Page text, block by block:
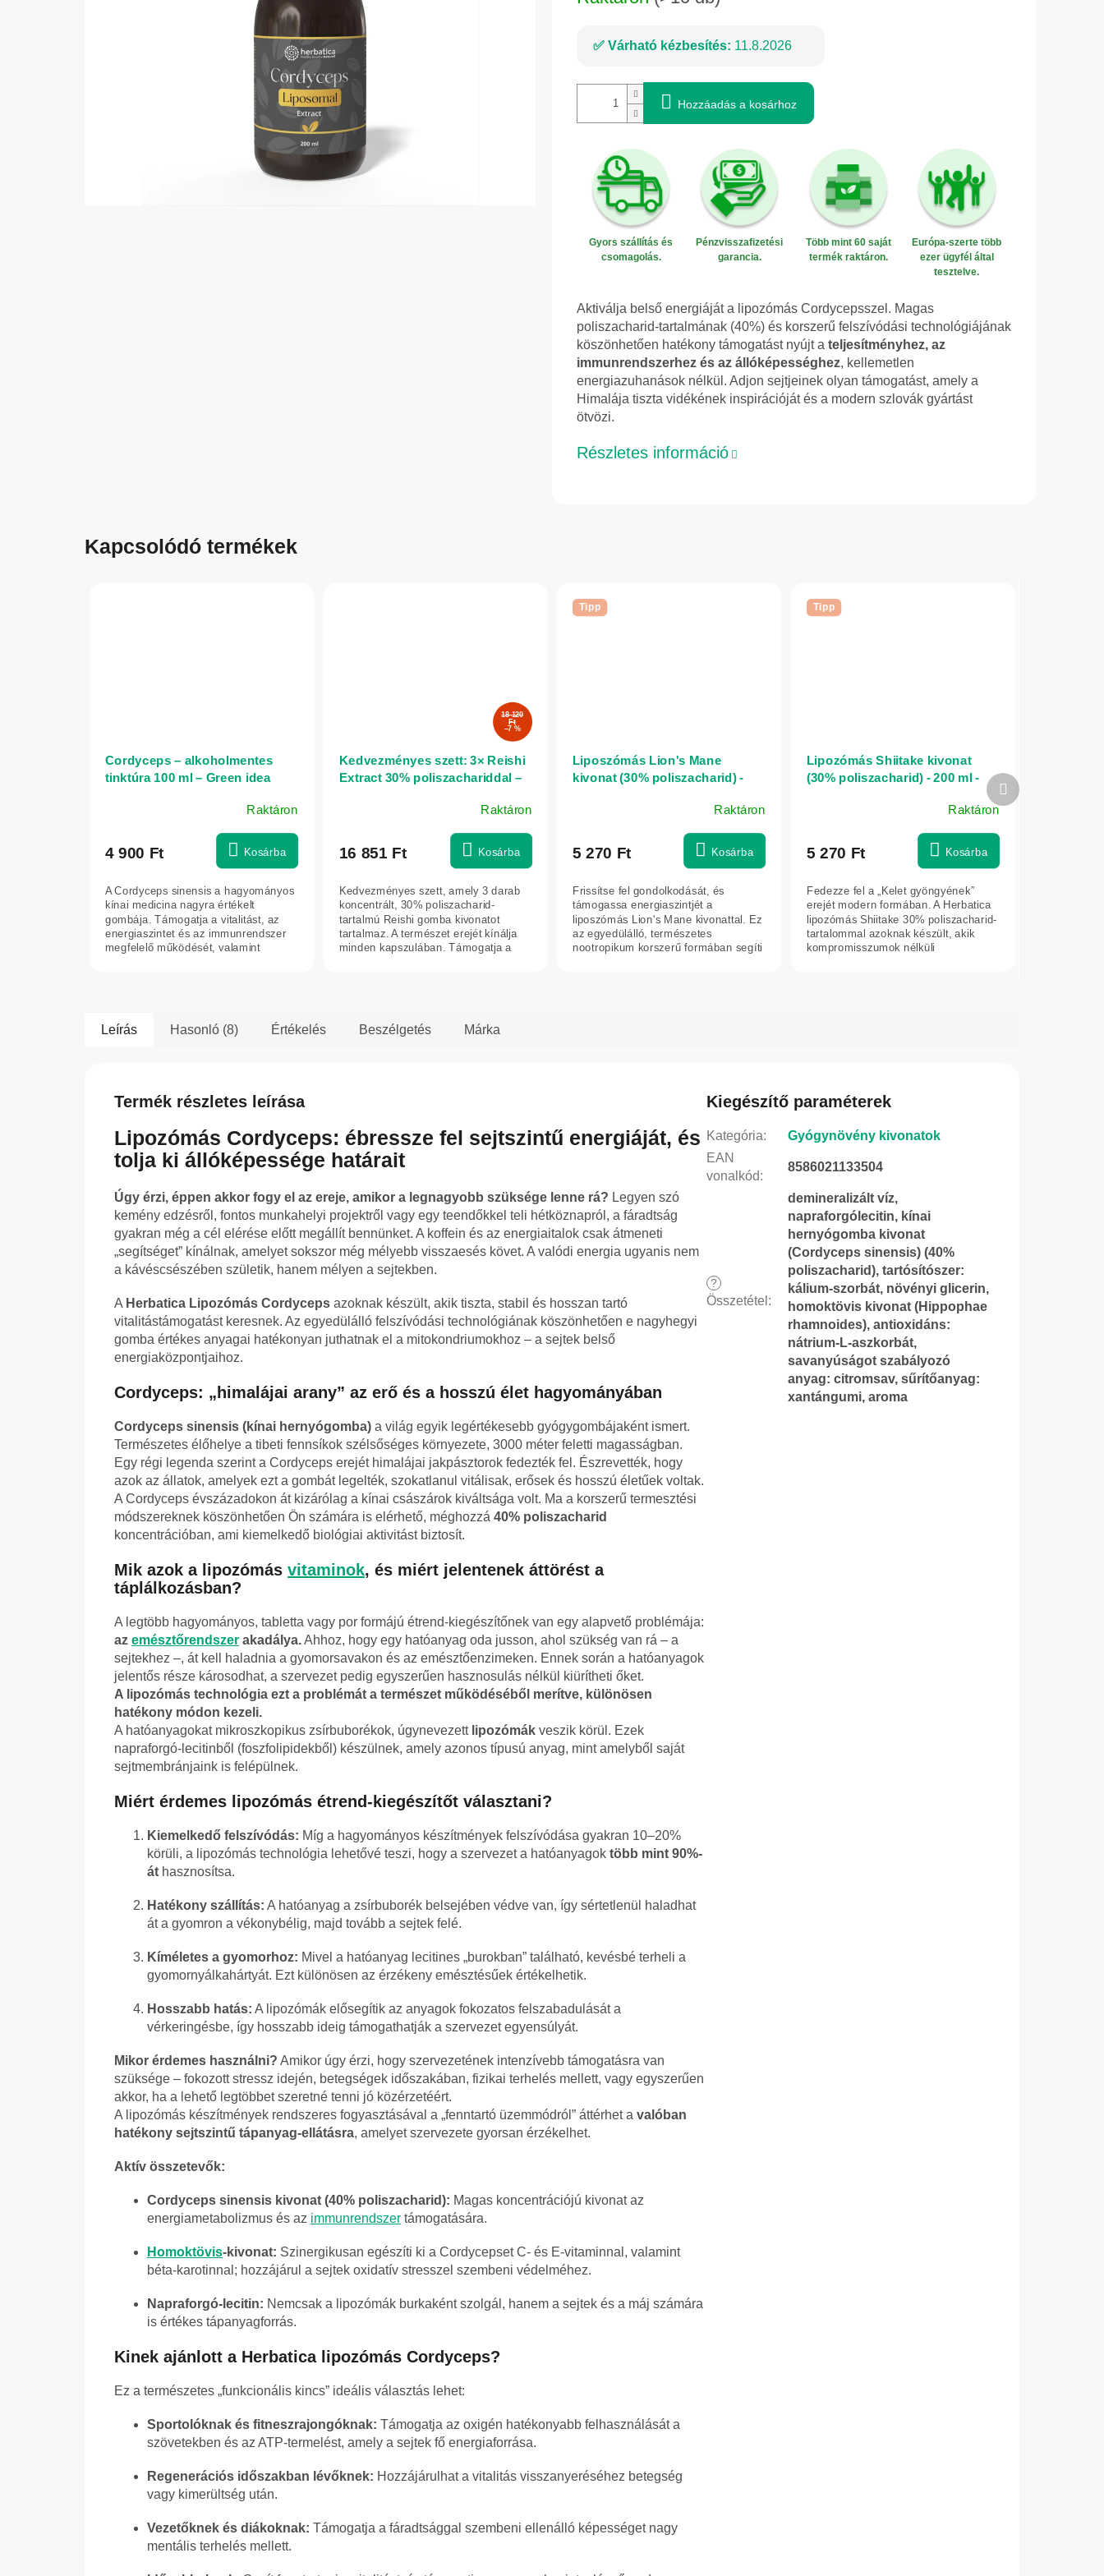
Várható kézbesítés: 11.8.2026
Hozzáadás a kosárhoz
Gyors szállítás és
csomagolás.
Pénzvisszafizetési
garancia.
Több mint 60 saját
termék raktáron.
Európa-szerte több
ezer ügyfél által
tesztelve.
Aktiválja belső energiáját a lipozómás Cordycepsszel. Magas
poliszacharid-tartalmának (40%) és korszerű felszívódási technológiájának
köszönhetően hatékony támogatást nyújt a teljesítményhez, az
immunrendszerhez és az állóképességhez, kellemetlen
energiazuhanások nélkül. Adjon sejtjeinek olyan támogatást, amely a
Himalája tiszta vidékének inspirációját és a modern szlovák gyártást
ötvözi.
Részletes információ
Kapcsolódó termékek
Cordyceps – alkoholmentes
tinktúra 100 ml – Green idea
Raktáron
4 900 Ft Kosárba
A Cordyceps sinensis a hagyományos
kínai medicina nagyra értékelt
gombája. Támogatja a vitalitást, az
energiaszintet és az immunrendszer
megfelelő működését, valamint
18 120
Ft
–7 %
Kedvezményes szett: 3× Reishi
Extract 30% poliszachariddal –
Raktáron
16 851 Ft Kosárba
Kedvezményes szett, amely 3 darab
koncentrált, 30% poliszacharid-
tartalmú Reishi gomba kivonatot
tartalmaz. A természet erejét kínálja
minden kapszulában. Támogatja a
Tipp
Liposzómás Lion's Mane
kivonat (30% poliszacharid) -
átlagos
ből
5,0
csillag.
Raktáron
5 270 Ft Kosárba
Frissítse fel gondolkodását, és
támogassa energiaszintjét a
liposzómás Lion's Mane kivonattal. Ez
az egyedülálló, természetes
nootropikum korszerű formában segíti
Tipp
Lipozómás Shiitake kivonat
(30% poliszacharid) - 200 ml -
Raktáron
5 270 Ft Kosárba
Fedezze fel a „Kelet gyöngyének”
erejét modern formában. A Herbatica
lipozómás Shiitake 30% poliszacharid-
tartalommal azoknak készült, akik
kompromisszumok nélküli
Következő
termék
Leírás Hasonló (8) Értékelés Beszélgetés Márka
Termék részletes leírása
Lipozómás Cordyceps: ébressze fel sejtszintű energiáját, és
tolja ki állóképessége határait
Úgy érzi, éppen akkor fogy el az ereje, amikor a legnagyobb szüksége lenne rá? Legyen szó
kemény edzésről, fontos munkahelyi projektről vagy egy teendőkkel teli hétköznapról, a fáradtság
gyakran még a cél elérése előtt megállít bennünket. A koffein és az energiaitalok csak átmeneti
„segítséget” kínálnak, amelyet sokszor még mélyebb visszaesés követ. A valódi energia ugyanis nem
a kávéscsészében születik, hanem mélyen a sejtekben.
A Herbatica Lipozómás Cordyceps azoknak készült, akik tiszta, stabil és hosszan tartó
vitalitástámogatást keresnek. Az egyedülálló felszívódási technológiának köszönhetően e nagyhegyi
gomba értékes anyagai hatékonyan juthatnak el a mitokondriumokhoz – a sejtek belső
energiaközpontjaihoz.
Cordyceps: „himalájai arany” az erő és a hosszú élet hagyományában
Cordyceps sinensis (kínai hernyógomba) a világ egyik legértékesebb gyógygombájaként ismert.
Természetes élőhelye a tibeti fennsíkok szélsőséges környezete, 3000 méter feletti magasságban.
Egy régi legenda szerint a Cordyceps erejét himalájai jakpásztorok fedezték fel. Észrevették, hogy
azok az állatok, amelyek ezt a gombát legelték, szokatlanul vitálisak, erősek és hosszú életűek voltak.
A Cordyceps évszázadokon át kizárólag a kínai császárok kiváltsága volt. Ma a korszerű termesztési
módszereknek köszönhetően Ön számára is elérhető, méghozzá 40% poliszacharid
koncentrációban, ami kiemelkedő biológiai aktivitást biztosít.
Mik azok a lipozómás vitaminok, és miért jelentenek áttörést a
táplálkozásban?
A legtöbb hagyományos, tabletta vagy por formájú étrend-kiegészítőnek van egy alapvető problémája:
az emésztőrendszer akadálya.Ahhoz, hogy egy hatóanyag oda jusson, ahol szükség van rá – a
sejtekhez –, át kell haladnia a gyomorsavakon és az emésztőenzimeken. Ennek során a hatóanyagok
jelentős része károsodhat, a szervezet pedig egyszerűen hasznosulás nélkül kiürítheti őket.
A lipozómás technológia ezt a problémát a természet működéséből merítve, különösen
hatékony módon kezeli.
A hatóanyagokat mikroszkopikus zsírbuborékok, úgynevezett lipozómák veszik körül. Ezek
napraforgó-lecitinből (foszfolipidekből) készülnek, amely azonos típusú anyag, mint amelyből saját
sejtmembránjaink is felépülnek.
Miért érdemes lipozómás étrend-kiegészítőt választani?
Kiemelkedő felszívódás: Míg a hagyományos készítmények felszívódása gyakran 10–20%
körüli, a lipozómás technológia lehetővé teszi, hogy a szervezet a hatóanyagok több mint 90%-
át hasznosítsa.
Hatékony szállítás: A hatóanyag a zsírbuborék belsejében védve van, így sértetlenül haladhat
át a gyomron a vékonybélig, majd tovább a sejtek felé.
Kíméletes a gyomorhoz: Mivel a hatóanyag lecitines „burokban” található, kevésbé terheli a
gyomornyálkahártyát. Ezt különösen az érzékeny emésztésűek értékelhetik.
Hosszabb hatás: A lipozómák elősegítik az anyagok fokozatos felszabadulását a
vérkeringésbe, így hosszabb ideig támogathatják a szervezet egyensúlyát.
Mikor érdemes használni? Amikor úgy érzi, hogy szervezetének intenzívebb támogatásra van
szüksége – fokozott stressz idején, betegségek időszakában, fizikai terhelés mellett, vagy egyszerűen
akkor, ha a lehető legtöbbet szeretné tenni jó közérzetéért.
A lipozómás készítmények rendszeres fogyasztásával a „fenntartó üzemmódról” áttérhet a valóban
hatékony sejtszintű tápanyag-ellátásra, amelyet szervezete gyorsan érzékelhet.
Aktív összetevők:
Cordyceps sinensis kivonat (40% poliszacharid): Magas koncentrációjú kivonat az
energiametabolizmus és az immunrendszer támogatására.
Homoktövis-kivonat: Szinergikusan egészíti ki a Cordycepset C- és E-vitaminnal, valamint
béta-karotinnal; hozzájárul a sejtek oxidatív stresszel szembeni védelméhez.
Napraforgó-lecitin: Nemcsak a lipozómák burkaként szolgál, hanem a sejtek és a máj számára
is értékes tápanyagforrás.
Kinek ajánlott a Herbatica lipozómás Cordyceps?
Ez a természetes „funkcionális kincs” ideális választás lehet:
Sportolóknak és fitneszrajongóknak: Támogatja az oxigén hatékonyabb felhasználását a
szövetekben és az ATP-termelést, amely a sejtek fő energiaforrása.
Regenerációs időszakban lévőknek: Hozzájárulhat a vitalitás visszanyeréséhez betegség
vagy kimerültség után.
Vezetőknek és diákoknak: Támogatja a fáradtsággal szembeni ellenálló képességet nagy
mentális terhelés mellett.
Kiegészítő paraméterek
Kategória:
Gyógynövény kivonatok
EAN
vonalkód:
8586021133504
?
Összetétel :
demineralizált víz,
napraforgólecitin, kínai
hernyógomba kivonat
(Cordyceps sinensis) (40%
poliszacharid), tartósítószer:
kálium-szorbát, növényi glicerin,
homoktövis kivonat (Hippophae
rhamnoides), antioxidáns:
nátrium-L-aszkorbát,
savanyúságot szabályozó
anyag: citromsav, sűrítőanyag:
xantángumi, aroma